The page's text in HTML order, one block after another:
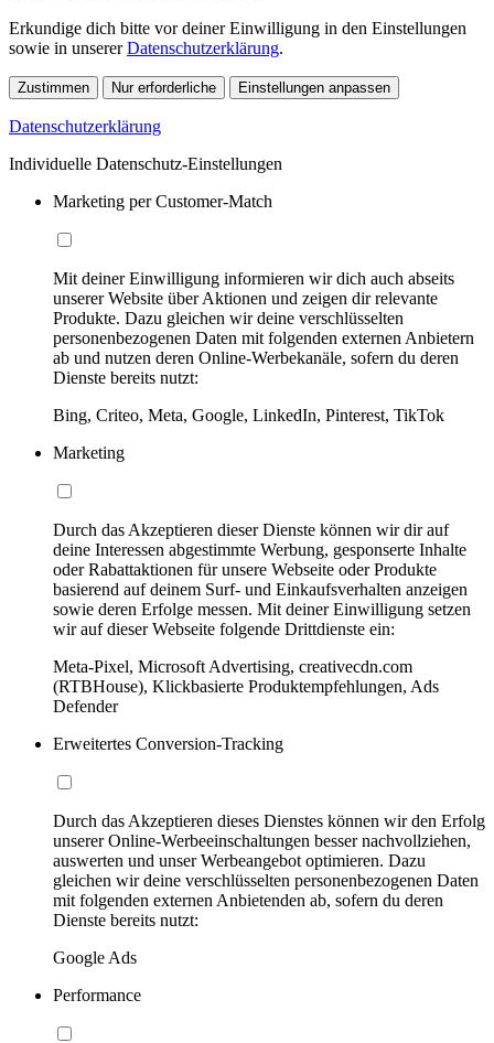
Erkundige dich bitte vor deiner Einwilligung in den Einstellungen
sowie in unsererDatenschutzerklärung.
Zustimmen Nur erforderliche Einstellungen anpassen
Datenschutzerklärung
Individuelle Datenschutz-Einstellungen
Marketing per Customer-Match
Mit deiner Einwilligung informieren wir dich auch abseits
unserer Website über Aktionen und zeigen dir relevante
Produkte. Dazu gleichen wir deine verschlüsselten
personenbezogenen Daten mit folgenden externen Anbietern
ab und nutzen deren Online-Werbekanäle, sofern du deren
Dienste bereits nutzt:
Bing, Criteo, Meta, Google, LinkedIn, Pinterest, TikTok
Marketing
Durch das Akzeptieren dieser Dienste können wir dir auf
deine Interessen abgestimmte Werbung, gesponserte Inhalte
oder Rabattaktionen für unsere Webseite oder Produkte
basierend auf deinem Surf- und Einkaufsverhalten anzeigen
sowie deren Erfolge messen. Mit deiner Einwilligung setzen
wir auf dieser Webseite folgende Drittdienste ein:
Meta-Pixel, Microsoft Advertising, creativecdn.com
(RTBHouse), Klickbasierte Produktempfehlungen, Ads
Defender
Erweitertes Conversion-Tracking
Durch das Akzeptieren dieses Dienstes können wir den Erfolg
unserer Online-Werbeeinschaltungen besser nachvollziehen,
auswerten und unser Werbeangebot optimieren. Dazu
gleichen wir deine verschlüsselten personenbezogenen Daten
mit folgenden externen Anbietenden ab, sofern du deren
Dienste bereits nutzt:
Google Ads
Performance